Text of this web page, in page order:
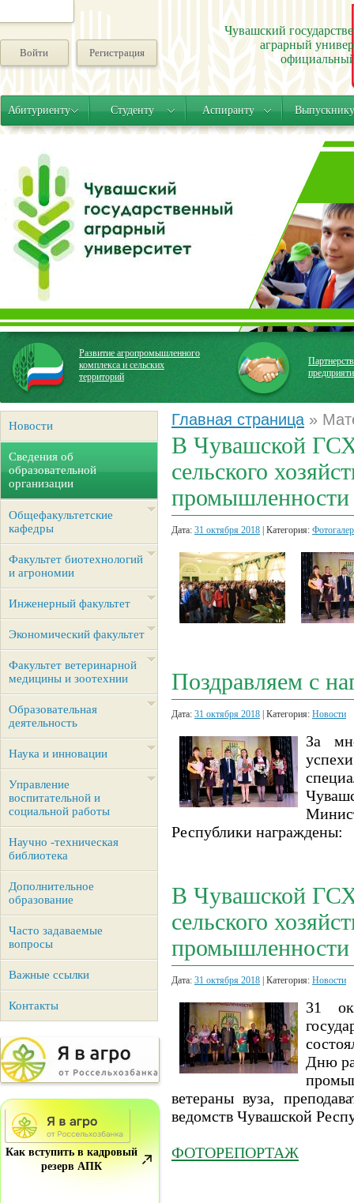
Войти Регистрация
Чувашский
аграрный
Абитуриенту Студенту Аспиранту
Развитие агропромышленного
комплекса и сельских
территорий
Новости
Сведения об
образовательной
организации
Общефакультетские
кафедры
Факультет биотехнологий
и агрономии
Инженерный факультет
Экономический факультет
Факультет ветеринарной
медицины и зоотехнии
Образовательная
деятельность
Наука и инновации
Управление
воспитательной и
социальной работы
Научно -техническая
библиотека
Дополнительное
образование
Часто задаваемые
вопросы
Важные ссылки
Контакты
Как вступить в кадровый
резерв АПК
Главная страница »
В Чувашской
сельского
промышленности
Дата: 31 октября 2018 | Категория:
Поздравляем с
Дата: 31 октября 2018 | Категория: Новости
За
Республики награждены:
В Чувашской
сельского
промышленности
Дата: 31 октября 2018 | Категория: Новости
31
Дню
ветераны вуза,
ведомств Чувашской
ФОТОРЕПОРТАЖ